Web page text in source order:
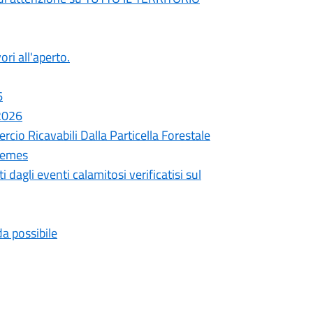
all'aperto.
Ricavabili Dalla Particella Forestale
dagli eventi calamitosi verificatisi sul
possibile